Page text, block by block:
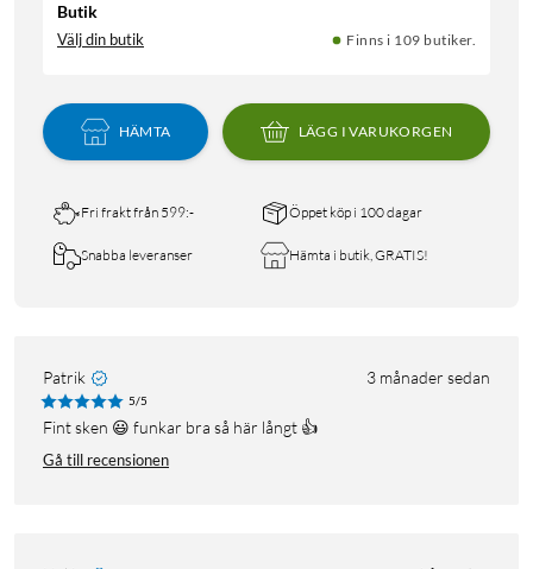
Butik
Välj din butik Finns i 109 butiker.
HÄMTA LÄGG I VARUKORGEN
Fri frakt från 599:- Öppet köp i 100 dagar
Snabba leveranser Hämta i butik, GRATIS!
Patrik 3 månader sedan
5/5
Fint sken 😃 funkar bra så här långt 👍
Gå till recensionen